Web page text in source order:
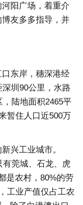
阳广场，着重介
友多多指导，并
东岸，穗深港经
圳90公里，水路
陆地面积2465平
暂住人口近500万
兴工业城市。
有莞城、石龙、虎
是农村，80%的劳
工业产值仅占工农